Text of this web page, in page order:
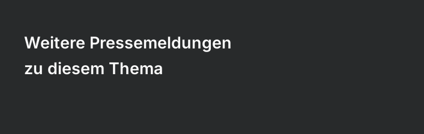
Weitere Pressemeldungen
zu diesem Thema